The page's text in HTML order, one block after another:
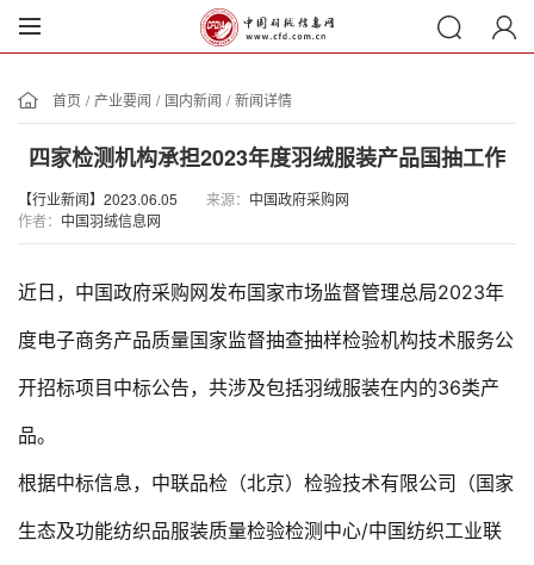
首页 / 产业要闻 / 国内新闻 / 新闻详情
四家检测机构承担2023年度羽绒服装产品国抽工作
【行业新闻】2023.06.05 来源： 中国政府采购网
作者： 中国羽绒信息网
近日，中国政府采购网发布国家市场监督管理总局2023年
度电子商务产品质量国家监督抽查抽样检验机构技术服务公
开招标项目中标公告，共涉及包括羽绒服装在内的36类产
品。
根据中标信息，中联品检（北京）检验技术有限公司（国家
生态及功能纺织品服装质量检验检测中心/中国纺织工业联